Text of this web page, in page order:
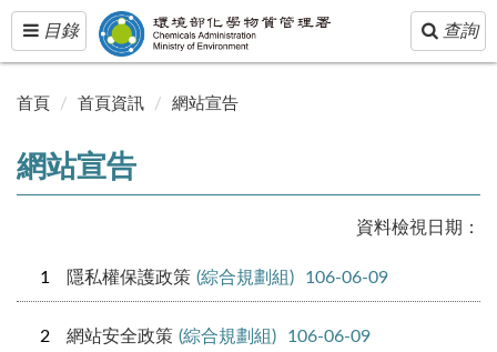
Toggle
navigation
目錄
Toggle
navigation
查詢
首頁 首頁資訊 網站宣告
網站宣告
資料檢視日期：
1 隱私權保護政策 (綜合規劃組) 106-06-09
2 網站安全政策 (綜合規劃組) 106-06-09